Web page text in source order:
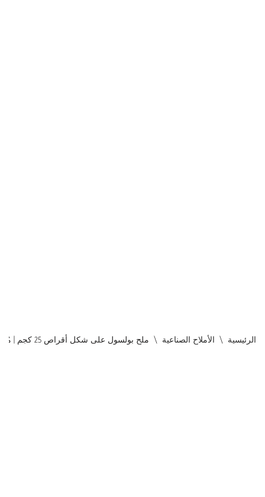
الرئيسية \ الأملاح الصناعية \ ملح بولسول على شكل أقراص 25 كجم | مُنقي مياه عالي النقاء | ملح للمسابح